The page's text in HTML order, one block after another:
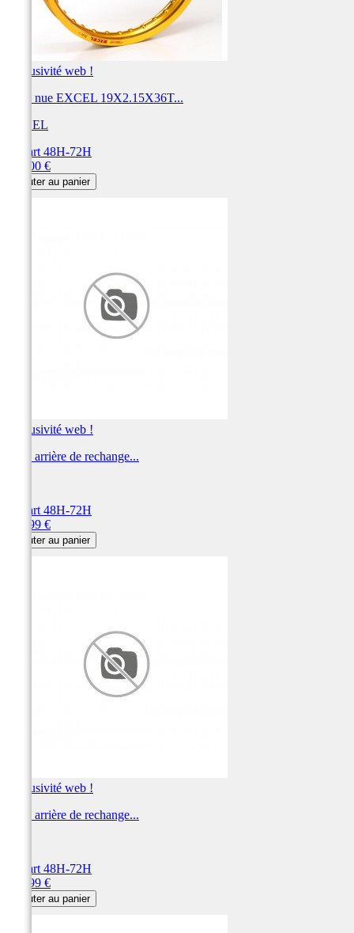
Exclusivité web !
Jante nue EXCEL 19X2.15X36T...
EXCEL
Départ 48H-72H
231,00 €
Ajouter au panier
Exclusivité web !
Jante arrière de rechange...
Départ 48H-72H
163,99 €
Ajouter au panier
Exclusivité web !
Jante arrière de rechange...
Départ 48H-72H
163,99 €
Ajouter au panier